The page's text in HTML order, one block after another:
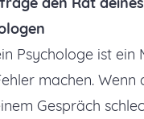
Psychologe ist ein
machen. Wenn
Gespräch